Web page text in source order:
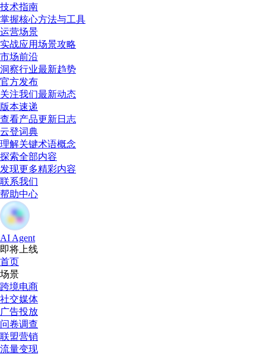
技术指南
掌握核心方法与工具
运营场景
实战应用场景攻略
市场前沿
洞察行业最新趋势
官方发布
关注我们最新动态
版本速递
查看产品更新日志
云登词典
理解关键术语概念
探索全部内容
发现更多精彩内容
联系我们
帮助中心
AI Agent
即将上线
首页
场景
跨境电商
社交媒体
广告投放
问卷调查
联盟营销
流量变现